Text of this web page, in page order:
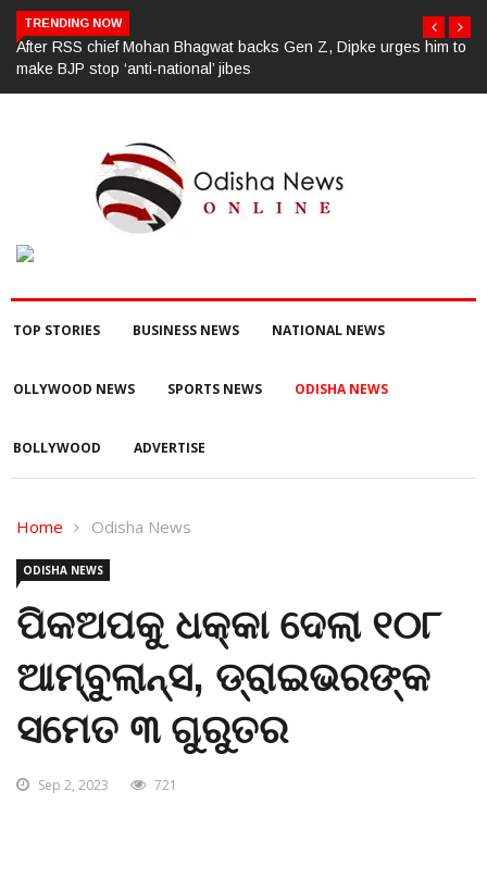
TRENDING NOW
ପୂର୍ବ ଶତ୍ରୁତାରୁ ବିଜେପି ନେତାଙ୍କ ହତ୍ୟା, ୩ ଅଭିଯୁକ୍ତଙ୍କୁ ବାନ୍ଧିଲା ପୋଲିସ
TOP STORIES BUSINESS NEWS NATIONAL NEWS
OLLYWOOD NEWS SPORTS NEWS ODISHA NEWS
BOLLYWOOD ADVERTISE
Home Odisha News
ODISHA NEWS
ପିକଅପକୁ ଧକ୍କା ଦେଲା ୧୦୮
ଆମ୍ବୁଲାନ୍ସ, ଡ୍ରାଇଭରଙ୍କ
ସମେତ ୩ ଗୁରୁତର
Sep 2, 2023 721